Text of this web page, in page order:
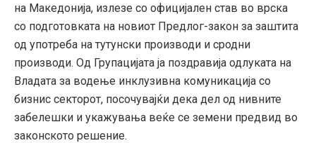
на Македонија, излезе со официјален став во врска
со подготовката на новиот Предлог-закон за заштита
од употреба на тутунски производи и сродни
производи. Од Групацијата ја поздравија одлуката на
Владата за водење инклузивна комуникација со
бизнис секторот, посочувајќи дека дел од нивните
забелешки и укажувања веќе се земени предвид во
законското решение.